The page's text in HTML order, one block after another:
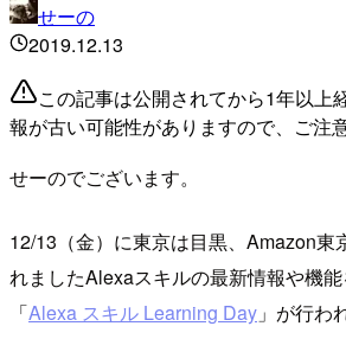
せーの
2019.12.13
この記事は公開されてから1年以上
報が古い可能性がありますので、ご注
せーのでございます。
12/13（金）に東京は目黒、Amazon東
れましたAlexaスキルの最新情報や機
「Alexa スキル Learning Day 」が行わ